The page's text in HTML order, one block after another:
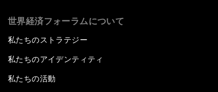
世界経済フォーラムについて
私たちのストラテジー
私たちのアイデンティティ
私たちの活動